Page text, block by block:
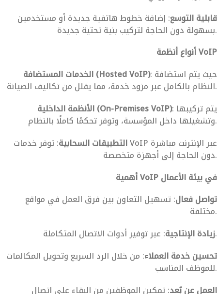
قابلية التوسع: إضافة خطوط هاتفية جديدة أو مستخدمين
بسهولة دون الحاجة لتركيب بنية تحتية جديدة.
أنواع أنظمة VoIP
الخدمات المستضافة (Hosted VoIP): حيث يتم استضافة
النظام بالكامل عبر مزود خدمة، مما يقلل من تكاليف الصيانة.
الأنظمة الداخلية (On-Premises VoIP): يتم تركيبها
وتشغيلها داخل المؤسسة، وتوفر تحكمًا كاملًا بالنظام.
التطبيقات السحابية: توفر خدمات VoIP عبر الإنترنت مباشرة
دون الحاجة إلى أجهزة متخصصة.
أهمية VoIP في بيئة الأعمال
تواصل فعال: تسهيل التعاون بين فرق العمل في مواقع
مختلفة.
زيادة الإنتاجية: عبر توفير أدوات الاتصال المتكاملة.
تحسين خدمة العملاء: من خلال الرد السريع وتحويل المكالمات
للموظف المناسب.
العمل عن بُعد: تمكين الموظفين من البقاء على اتصال